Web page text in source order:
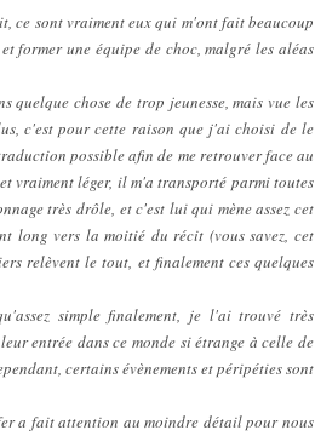
ce sont vraiment eux qui m'ont fait beaucoup
former une équipe de choc, malgré les aléas
chose de trop jeunesse, mais vue les
c'est pour cette raison que j'ai choisi de le
possible afin de me retrouver face au
vraiment léger, il m'a transporté parmi toutes
très drôle, et c'est lui qui mène assez cet
long vers la moitié du récit (vous savez, cet
relèvent le tout, et finalement ces quelques
simple finalement, je l'ai trouvé très
entrée dans ce monde si étrange à celle de
certains évènements et péripéties sont
a fait attention au moindre détail pour nous